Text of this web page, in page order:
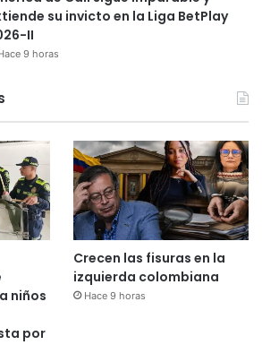
su invicto en la Liga BetPlay
II
9 horas
niños
por
Crecen las fisuras en la
izquierda colombiana
Hace 9 horas